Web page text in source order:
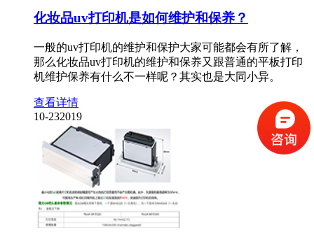
化妆品uv打印机是如何维护和保养？
一般的uv打印机的维护和保护大家可能都会有所了解，
那么化妆品uv打印机的维护和保养又跟普通的平板打印
机维护保养有什么不一样呢？其实也是大同小异。
查看详情
10-232019